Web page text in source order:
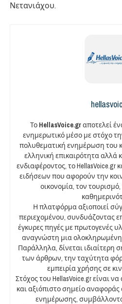
Νετανιάχου.
Το HellasVoice.grαποτελεί
ενημερωτικό μέσο με στόχο
πολυθεματική ενημέρωση του
ελληνική επικαιρότητα αλλά
ενδιαφέροντος, το
ειδήσεων που αφορούν την
οικονομία, τον
Η πλατφόρμα αξιοποιεί
περιεχομένου, συνδυάζοντας
έγκυρες πηγές με πρωτογενές
αναγνώστη μια
Παράλληλα, δίνεται
των άρθρων, την ταχύτητα
εμπειρία χρήσης σε
Στόχος του HellasVoice.gr είναι
και αξιόπιστο σημείο
ενημέρωσης,